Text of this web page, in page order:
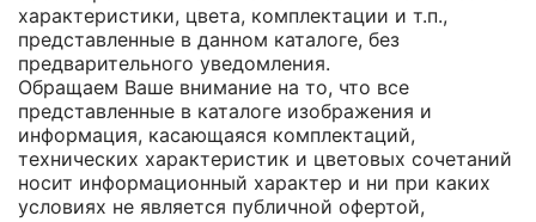
характеристики, цвета, комплектации и т.п.,
представленные в данном каталоге, без
предварительного уведомления.
Обращаем Ваше внимание на то, что все
представленные в каталоге изображения и
информация, касающаяся комплектаций,
технических характеристик и цветовых сочетаний
носит информационный характер и ни при каких
условиях не является публичной офертой,